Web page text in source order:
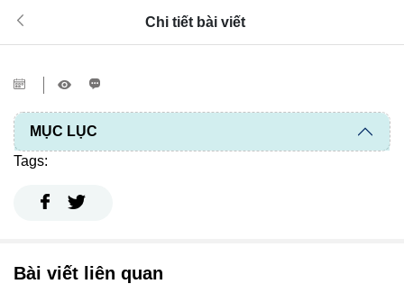
Chi tiết bài viết
MỤC LỤC
Tags:
Bài viết liên quan